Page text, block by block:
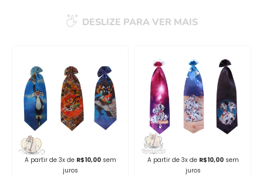
DESLIZE PARA VER MAIS
A partir de 3x de R$10,00 sem
juros
A partir de 3x de R$10,00 sem
juros
Campanha lançada com
sucesso!